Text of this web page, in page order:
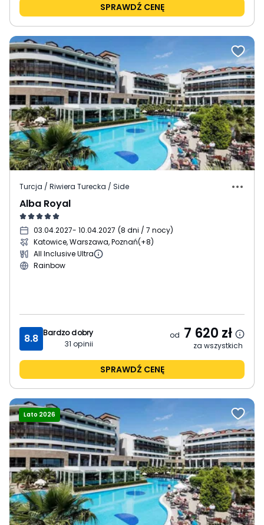
SPRAWDŹ CENĘ
Turcja / Riwiera Turecka / Side
Alba Royal
03.04.2027- 10.04.2027 (8 dni / 7 nocy)
Katowice, Warszawa, Poznań(+8)
All Inclusive Ultra
Rainbow
8.8 Bardzo dobry
31 opinii
od 7 620 zł
za wszystkich
SPRAWDŹ CENĘ
Lato 2026